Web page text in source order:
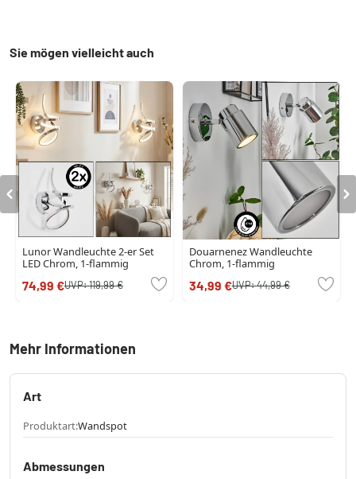
Sie mögen vielleicht auch
Lunor Wandleuchte 2-er Set
LED Chrom, 1-flammig
74,99 €UVP:119,99 €
Douarnenez Wandleuchte
Chrom, 1-flammig
34,99 €UVP:44,99 €
Mehr Informationen
Art
Produktart:Wandspot
Abmessungen